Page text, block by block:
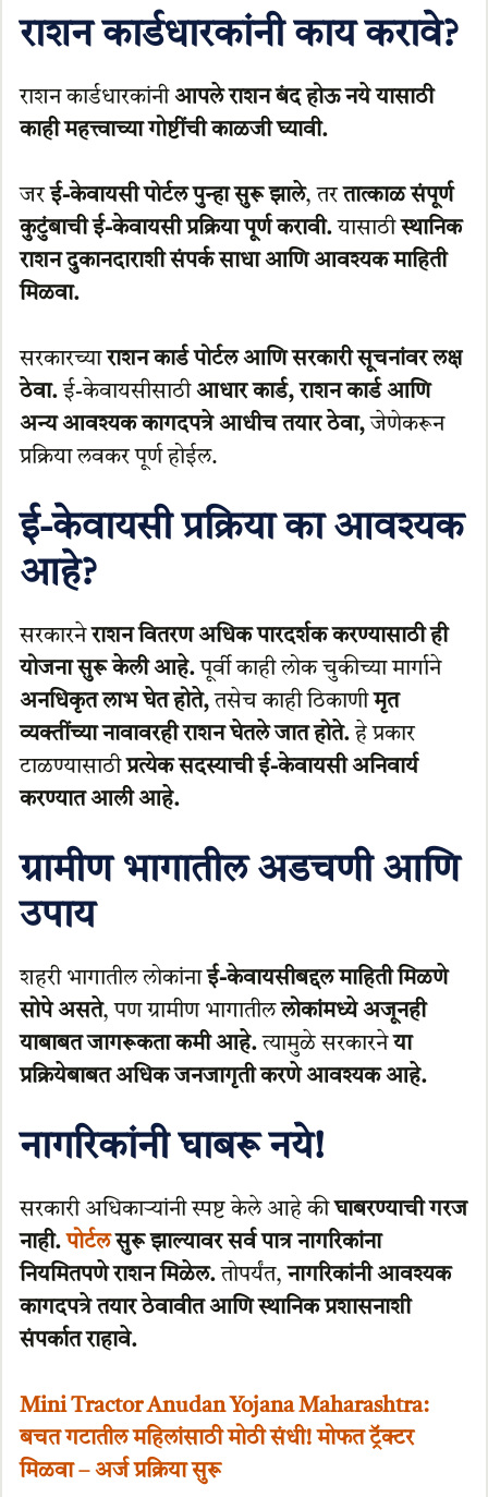
राशन कार्डधारकांनी काय करावे?
राशन कार्डधारकांनी आपले राशन बंद होऊ नये यासाठी
काही महत्त्वाच्या गोष्टींची काळजी घ्यावी.
जरई-केवायसी पोर्टल पुन्हा सुरू झाले, तरतात्काळ संपूर्ण
कुटुंबाची ई-केवायसी प्रक्रिया पूर्ण करावी.यासाठीस्थानिक
राशन दुकानदाराशी संपर्क साधा आणि आवश्यक माहिती
मिळवा.
सरकारच्याराशन कार्ड पोर्टल आणि सरकारी सूचनांवर लक्ष
ठेवा.ई-केवायसीसाठी आधार कार्ड, राशन कार्ड आणि
अन्य आवश्यक कागदपत्रे आधीच तयार ठेवा,जेणेकरून
प्रक्रिया लवकर पूर्ण होईल.
ई-केवायसी प्रक्रिया का आवश्यक
आहे?
सरकारनेराशन वितरण अधिक पारदर्शक करण्यासाठी ही
योजना सुरू केली आहे.पूर्वी काही लोक चुकीच्या मार्गाने
अनधिकृत लाभ घेत होते,तसेच काही ठिकाणीमृत
व्यक्तींच्या नावावरही राशन घेतले जात होते.हे प्रकार
टाळण्यासाठीप्रत्येक सदस्याची ई-केवायसी अनिवार्य
करण्यात आली आहे.
ग्रामीण भागातील अडचणी आणि
उपाय
शहरी भागातील लोकांनाई-केवायसीबद्दल माहिती मिळणे
सोपे असते, पण ग्रामीण भागातीललोकांमध्ये अजूनही
याबाबत जागरूकता कमी आहे.त्यामुळे सरकारनेया
प्रक्रियेबाबत अधिक जनजागृती करणे आवश्यक आहे.
नागरिकांनी घाबरू नये!
सरकारी अधिकाऱ्यांनी स्पष्ट केले आहे कीघाबरण्याची गरज
नाही. पोर्टलसुरू झाल्यावर सर्व पात्र नागरिकांना
नियमितपणे राशन मिळेल.तोपर्यंत,नागरिकांनी आवश्यक
कागदपत्रे तयार ठेवावीत आणि स्थानिक प्रशासनाशी
संपर्कात राहावे.
Mini Tractor Anudan Yojana Maharashtra:
बचत गटातील महिलांसाठी मोठी संधी! मोफत ट्रॅक्टर
मिळवा – अर्ज प्रक्रिया सुरू